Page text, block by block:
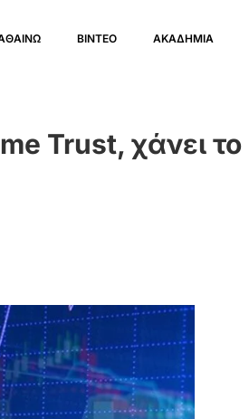
ΒΙΝΤΕΟ ΑΚΑΔΗΜΙΑ
Trust, χάνει το